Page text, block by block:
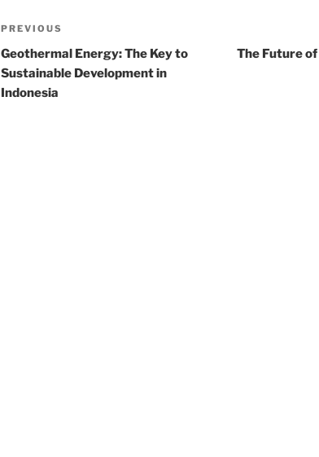
Post
navigation
Previous
Post
PREVIOUS
Geothermal Energy: The Key to
Sustainable Development in
Indonesia
The Future